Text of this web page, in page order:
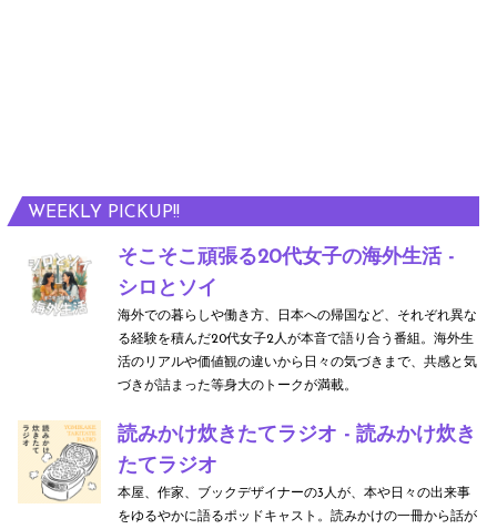
WEEKLY PICKUP!!
そこそこ頑張る20代女子の海外生活 -
シロとソイ
海外での暮らしや働き方、日本への帰国など、それぞれ異な
る経験を積んだ20代女子2人が本音で語り合う番組。海外生
活のリアルや価値観の違いから日々の気づきまで、共感と気
づきが詰まった等身大のトークが満載。
読みかけ炊きたてラジオ - 読みかけ炊き
たてラジオ
本屋、作家、ブックデザイナーの3人が、本や日々の出来事
をゆるやかに語るポッドキャスト。読みかけの一冊から話が